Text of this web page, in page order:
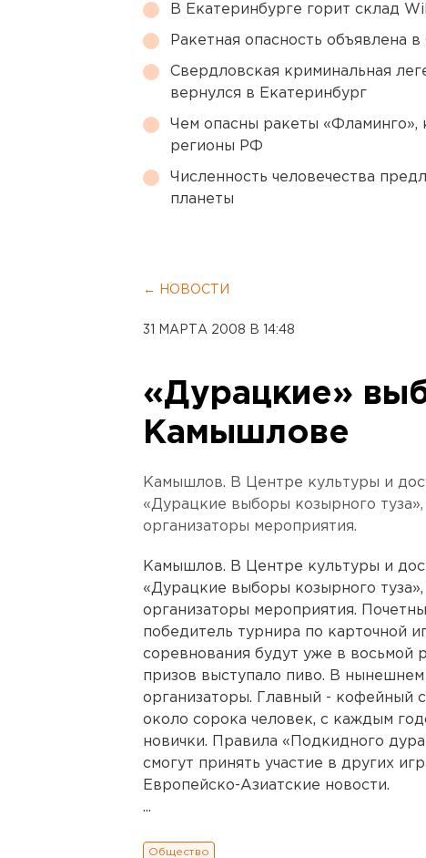
В Екатеринбурге горит склад
Ракетная опасность объявлена
Свердловская криминальная
вернулся в Екатеринбург
Чем опасны ракеты «Фламинго»,
регионы РФ
Численность человечества
планеты
← НОВОСТИ
31 МАРТА 2008 В 14:48
«Дурацкие»
Камышлове
Камышлов. В Центре культуры и
«Дурацкие выборы козырного
организаторы мероприятия.
Камышлов. В Центре культуры и
«Дурацкие выборы козырного
организаторы мероприятия.
победитель турнира по карточной
соревнования будут уже в восьмой
призов выступало пиво. В
организаторы. Главный - кофейный
около сорока человек, с каждым
новички. Правила «Подкидного
смогут принять участие в других
Европейско-Азиатские новости.
...
Общество